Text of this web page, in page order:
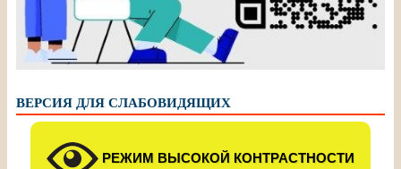
ВЕРСИЯ ДЛЯ СЛАБОВИДЯЩИХ
РЕЖИМ ВЫСОКОЙ КОНТРАСТНОСТИ